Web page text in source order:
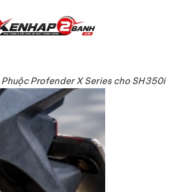
Phuộc Profender X Series cho SH350i